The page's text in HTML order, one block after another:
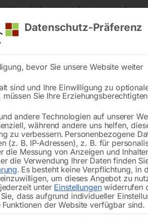
Lieferung nach Österreich und
M42
1440x13x0,65 mm, 8/12 ZpZfür TB
Datenschutz-Präferenz
bevor Sie unsere Website weiter
sind und Ihre Einwilligung zu
Sie Ihre
andere Technologien auf unserer
während andere uns helfen,
zu verbessern. Personenbezogene
(z. B. IP-Adressen), z. B. für
die Messung von Anzeigen und
die Verwendung Ihrer Daten finden
. Es besteht keine Verpflichtung, in
um dieses Angebot zu
unter Einstellungenwiderrufen
dass aufgrund individueller
der Website verfügbar sind.